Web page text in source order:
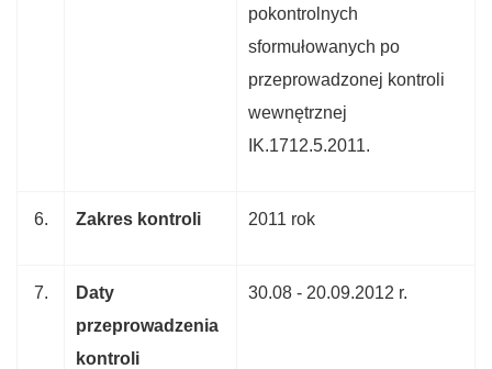
pokontrolnych
sformułowanych po
przeprowadzonej kontroli
wewnętrznej
IK.1712.5.2011.
6. Zakres kontroli 2011 rok
7.
Daty
przeprowadzenia
kontroli
30.08 - 20.09.2012 r.